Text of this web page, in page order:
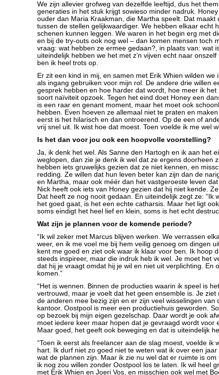
We zijn allevier grofweg van dezelfde leeftijd, dus het
generaties in het stuk krijgt sowieso minder nadruk.
ouder dan Maria Kraakman, die Martha speelt. Dat maakt
tussen de stellen gelijkwaardiger. We hebben elkaar echt
schenen kunnen leggen. We waren in het begin erg met
en bij de try-outs ook nog wel – dan komen mensen toch
vraag: wat hebben ze ermee gedaan?, in plaats van: wat
uiteindelijk hebben we het met z’n vijven echt naar
ben ik heel trots op.
Er zit een kind in mij, en samen met Erik Whien wilden we
als ingang gebruiken voor mijn rol. De andere drie willen
gesprek hebben en hoe harder dat wordt, hoe meer ik het
soort naïviteit opzoek. Tegen het eind doet Honey een
is een raar en genant moment, maar het moet ook
hebben. Even hoeven ze allemaal niet te praten en
eerst is het hilarisch en dan ontroerend. Op de een of
vrij snel uit. Ik wist hoe dat moest. Toen voelde ik me wel
Is het dan voor jou ook een hoopvolle voorstelling?
Ja, ik denk het wel. Als Sanne den Hartogh en ik aan het
weglopen, dan zie je denk ik wel dat ze ergens doorheen
hebben iets gruwelijks gezien dat ze niet kennen, en
redding. Ze willen dat hun leven beter kan zijn dan de
en Martha, maar ook méér dan het vastgeroeste leven
Nick heeft ook iets van Honey gezien dat hij niet kende.
Dat heeft ze nog nooit gedaan. En uiteindelijk zegt ze: “Ik
het goed gaat, is het een echte catharsis. Maar het ligt
soms eindigt het heel lief en klein, soms is het echt
Wat zijn je plannen voor de komende periode?
“Ik wil zeker met Marcus blijven werken. We verrassen
weer, en ik me voel me bij hem veilig genoeg om dingen
kent me goed en ziet ook waar ik klaar voor ben. Ik hoop
steeds inspireer, maar die indruk heb ik wel. Je moet het
dat hij je vraagt omdat hij je wil en niet uit verplichting. En
komen.”
“Het is wennen. Binnen de producties waarin ik speel is
vertrouwd, maar je voelt dat het geen ensemble is. Je ziet
de anderen mee bezig zijn en er zijn veel wisselingen van
kantoor. Oostpool is meer een productiehuis geworden.
op bezoek bij mijn eigen gezelschap. Daar wordt je ook
moet iedere keer maar hopen dat je gevraagd wordt voor
Maar goed, het geeft ook beweging en dat is uiteindelijk
“Toen ik eerst als freelancer aan de slag moest, voelde ik
hart. Ik durf niet zo goed niet te weten wat ik over een
wat de plannen zijn. Maar ik zie nu wel dat er ruimte is
ik nog zou willen zonder Oostpool los te laten. Ik wil heel
met Erik Whien en Joeri Vos, en misschien ook wel met